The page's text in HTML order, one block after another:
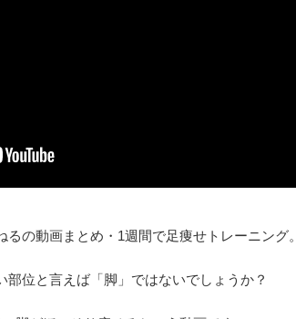
の動画まとめ・1週間で足痩せトレーニング。
位と言えば「脚」ではないでしょうか？